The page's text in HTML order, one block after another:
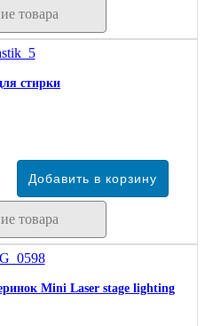
товара
стирки
товара
Mini Laser stage lighting